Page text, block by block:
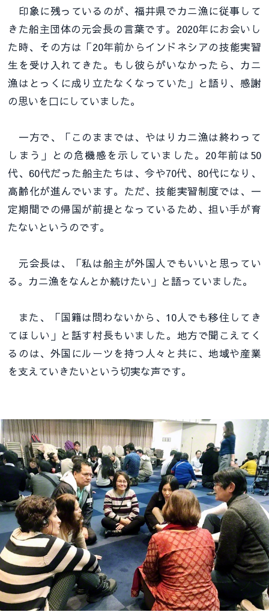
印象に残っているのが、福井県でカニ漁に従事して
きた船主団体の元会長の言葉です。2020年にお会いし
た時、その方は「20年前からインドネシアの技能実習
生を受け入れてきた。もし彼らがいなかったら、カニ
漁はとっくに成り立たなくなっていた」と語り、感謝
の思いを口にしていました。
一方で、「このままでは、やはりカニ漁は終わって
しまう」との危機感を示していました。20年前は50
代、60代だった船主たちは、今や70代、80代になり、
高齢化が進んでいます。ただ、技能実習制度では、一
定期間での帰国が前提となっているため、担い手が育
たないというのです。
元会長は、「私は船主が外国人でもいいと思ってい
る。カニ漁をなんとか続けたい」と語っていました。
また、「国籍は問わないから、10人でも移住してき
てほしい」と話す村長もいました。地方で聞こえてく
るのは、外国にルーツを持つ人々と共に、地域や産業
を支えていきたいという切実な声です。